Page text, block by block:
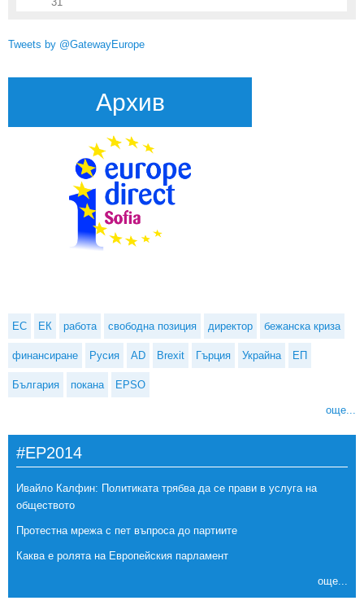
Tweets by @GatewayEurope
Архив
ЕС ЕК работа свободна позиция директор бежанска криза
финансиране Русия AD Brexit Гърция Украйна ЕП
България покана EPSO
още...
#EP2014
Ивайло Калфин: Политиката трябва да се прави в услуга на
обществото
Протестна мрежа с пет въпроса до партиите
Каква е ролята на Европейския парламент
още...